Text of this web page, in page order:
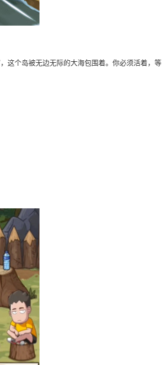
这个岛被无边无际的大海包围着。你必须活着，等